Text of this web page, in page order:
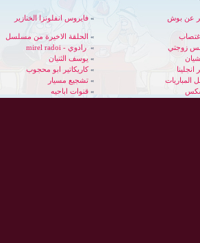
» فايروس انفلونزا الخنازير عن بوش
» الحلقة الاخيرة من مسلسل
» رادوي - mirel radoi
زوجتي
» يوسف الثنيان
» كاريكاتير ابو محجوب
انجلينا
» تشجيع مسيار
» قنوات اباحيه سكس